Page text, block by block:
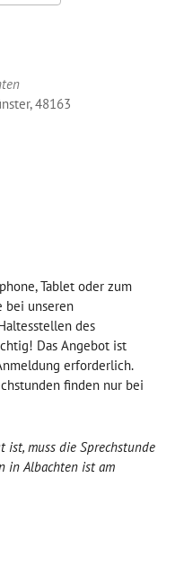
48163
Tablet oder zum
bei unseren
des
Das Angebot ist
erforderlich.
finden nur bei
ist, muss die Sprechstunde
in Albachten ist am